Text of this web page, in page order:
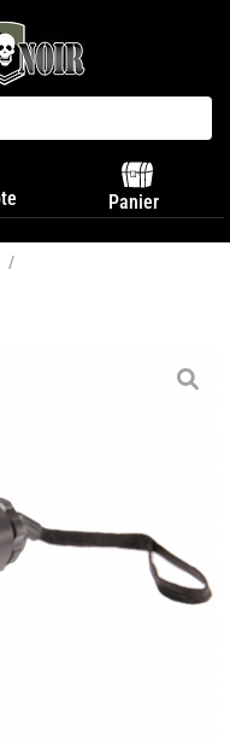
Panier
/